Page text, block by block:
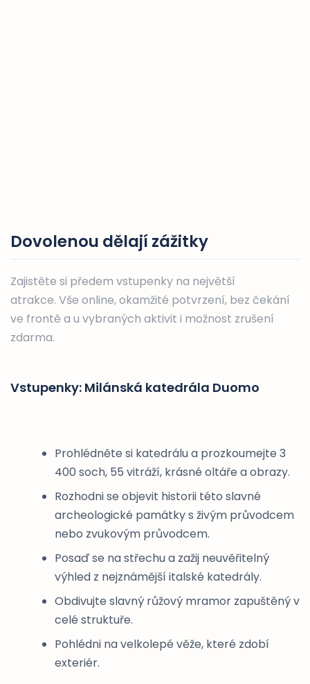
Dovolenou dělají zážitky
Zajistěte si předem vstupenky na největší
atrakce. Vše online, okamžité potvrzení, bez čekání
ve frontě a u vybraných aktivit i možnost zrušení
zdarma.
Vstupenky: Milánská katedrála Duomo
Prohlédněte si katedrálu a prozkoumejte 3
400 soch, 55 vitráží, krásné oltáře a obrazy.
Rozhodni se objevit historii této slavné
archeologické památky s živým průvodcem
nebo zvukovým průvodcem.
Posaď se na střechu a zažij neuvěřitelný
výhled z nejznámější italské katedrály.
Obdivujte slavný růžový mramor zapuštěný v
celé struktuře.
Pohlédni na velkolepé věže, které zdobí
exteriér.